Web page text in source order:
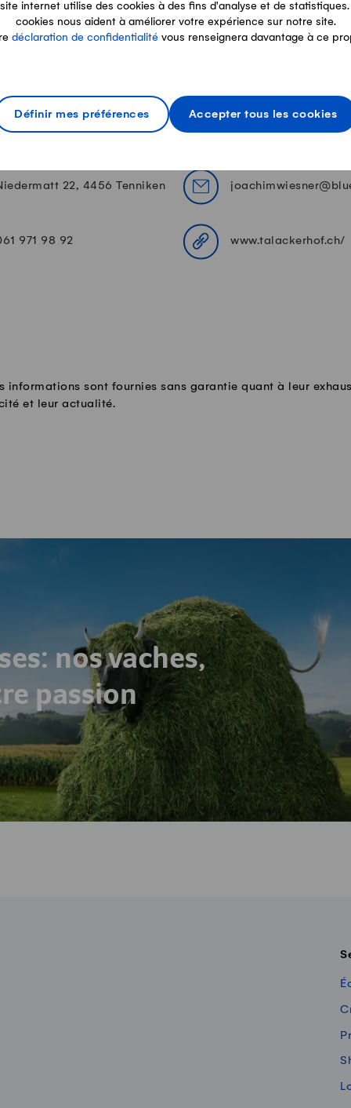
internet utilise des cookies à des fins d'analyse et de statistiques.
cookies nous aident à améliorer votre expérience sur notre site.
déclaration de confidentialité vous renseignera davantage à ce
Définir mes préférences Accepter tous les cookies
22, 4456 Tenniken
971 98 92 www.talackerhof.ch/
informations sont fournies sans garantie quant à leur
et leur actualité.
nos vaches,
passion